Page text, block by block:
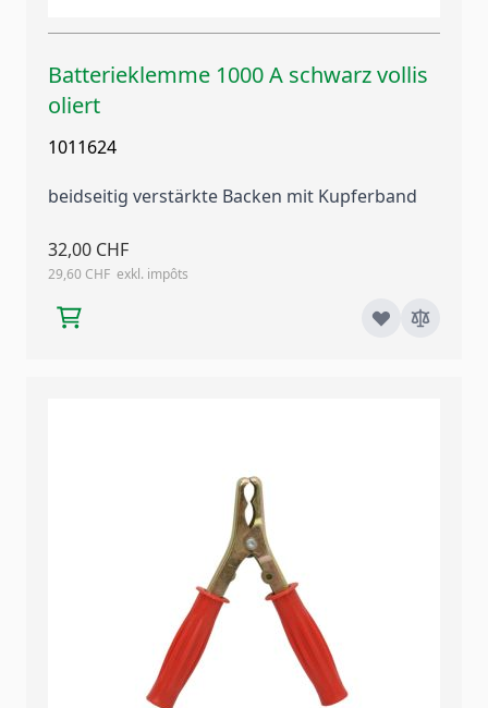
Batterieklemme 1000 A schwarz vollis
oliert
1011624
beidseitig verstärkte Backen mit Kupferband
32,00 CHF
29,60 CHF